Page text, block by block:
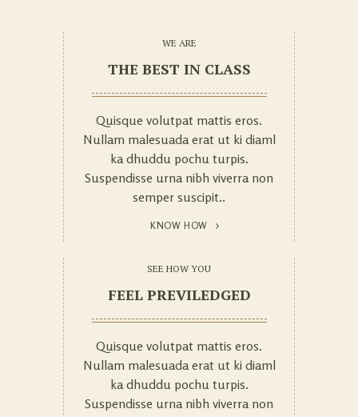
WE ARE
THE BEST IN CLASS
Quisque volutpat mattis eros.
Nullam malesuada erat ut ki diaml
ka dhuddu pochu turpis.
Suspendisse urna nibh viverra non
semper suscipit..
KNOW HOW
SEE HOW YOU
FEEL PREVILEDGED
Quisque volutpat mattis eros.
Nullam malesuada erat ut ki diaml
ka dhuddu pochu turpis.
Suspendisse urna nibh viverra non